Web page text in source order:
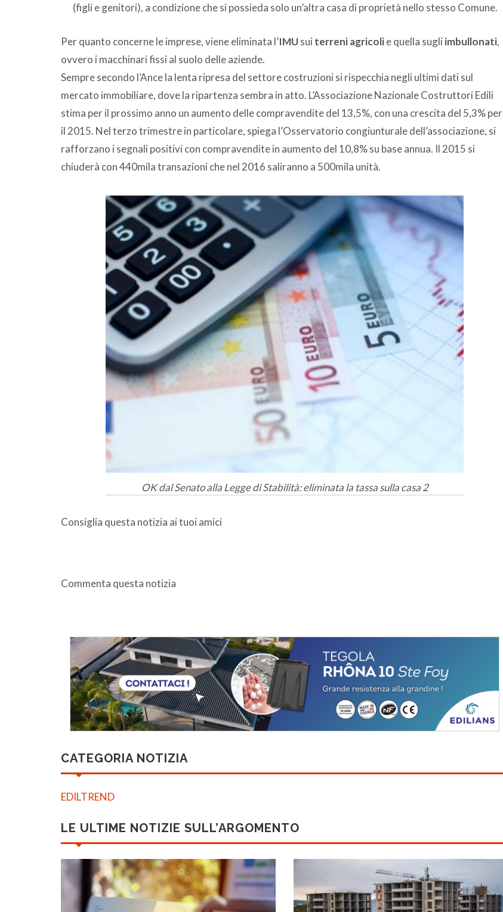
(figli e genitori), a condizione che si possieda solo un’altra casa di proprietà nello stesso Comune.
Per quanto concerne le imprese, viene eliminata l’IMUsui terreni agricolie quella sugli imbullonati,
ovvero i macchinari fissi al suolo delle aziende.
Sempre secondo l’Ance la lenta ripresa del settore costruzioni si rispecchia negli ultimi dati sul
mercato immobiliare, dove la ripartenza sembra in atto. L’Associazione Nazionale Costruttori Edili
stima per il prossimo anno un aumento delle compravendite del 13,5%, con una crescita del 5,3% per
il 2015. Nel terzo trimestre in particolare, spiega l’Osservatorio congiunturale dell’associazione, si
rafforzano i segnali positivi con compravendite in aumento del 10,8% su base annua. Il 2015 si
chiuderà con 440mila transazioni che nel 2016 saliranno a 500mila unità.
OK dal Senato alla Legge di Stabilità: eliminata la tassa sulla casa 2
Consiglia questa notizia ai tuoi amici
Commenta questa notizia
CATEGORIA NOTIZIA
EDILTREND
LE ULTIME NOTIZIE SULL’ARGOMENTO